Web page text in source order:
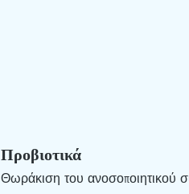
Προβιοτικά
Θωράκιση του ανοσοποιητικού